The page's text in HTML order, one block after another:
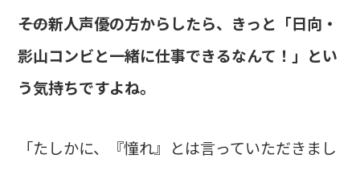
――その新人声優の方からしたら、きっと「日向・
影山コンビと一緒に仕事できるなんて！」とい
う気持ちですよね。
「たしかに、『憧れ』とは言っていただきまし